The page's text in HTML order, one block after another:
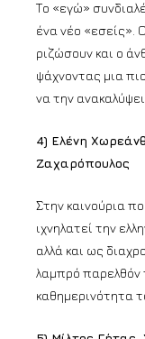
Το «εγώ»
ένα νέο «εσείς».
ριζώσουν και ο
ψάχνοντας μια
να την ανακαλύψει.
4) Ελένη
Ζαχαρόπουλος
Στην καινούρια
ιχνηλατεί την
αλλά και ως
λαμπρό παρελθόν
καθημερινότητα